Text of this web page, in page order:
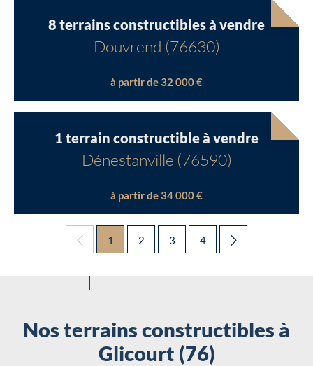
8 terrains constructibles à vendre
Douvrend (76630)
à partir de 32 000 €
1 terrain constructible à vendre
Dénestanville (76590)
à partir de 34 000 €
1 2 3 4
Nos terrains constructibles à
Glicourt (76)